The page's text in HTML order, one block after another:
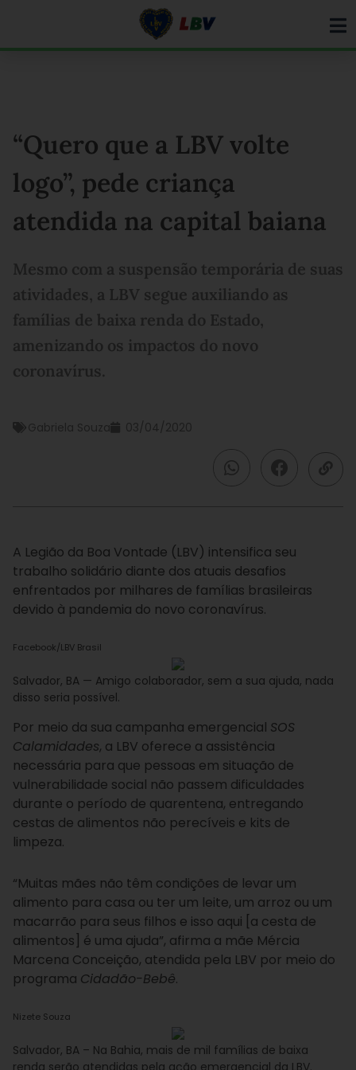
“Quero que a LBV volte
logo”, pede criança
atendida na capital baiana
Mesmo com a suspensão temporária de suas
atividades, a LBV segue auxiliando as
famílias de baixa renda do Estado,
amenizando os impactos do novo
coronavírus.
Gabriela Souza 03/04/2020
A Legião da Boa Vontade (LBV) intensifica seu
trabalho solidário diante dos atuais desafios
enfrentados por milhares de famílias brasileiras
devido à pandemia do novo coronavírus.
Facebook/LBV Brasil
Salvador, BA — Amigo colaborador, sem a sua ajuda, nada
disso seria possível.
Por meio da sua campanha emergencial SOS
Calamidades, a LBV oferece a assistência
necessária para que pessoas em situação de
vulnerabilidade social não passem dificuldades
durante o período de quarentena, entregando
cestas de alimentos não perecíveis e kits de
limpeza.
“Muitas mães não têm condições de levar um
alimento para casa ou ter um leite, um arroz ou um
macarrão para seus filhos e isso aqui [a cesta de
alimentos] é uma ajuda”, afirma a mãe Mércia
Marcena Conceição, atendida pela LBV por meio do
programa Cidadão-Bebê.
Nizete Souza
Salvador, BA – Na Bahia, mais de mil famílias de baixa
renda serão atendidas pela ação emergencial da LBV.